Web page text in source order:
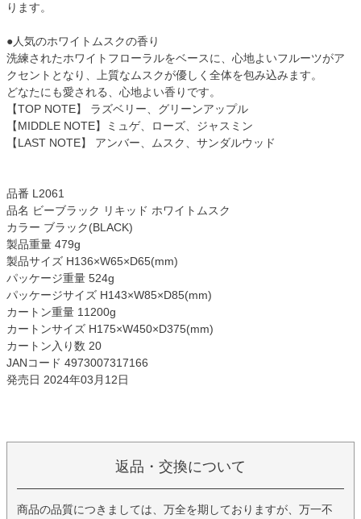
ります。
●人気のホワイトムスクの香り
洗練されたホワイトフローラルをベースに、心地よいフルーツがア
クセントとなり、上質なムスクが優しく全体を包み込みます。
どなたにも愛される、心地よい香りです。
【TOP NOTE】 ラズベリー、グリーンアップル
【MIDDLE NOTE】ミュゲ、ローズ、ジャスミン
【LAST NOTE】 アンバー、ムスク、サンダルウッド
品番 L2061
品名 ビーブラック リキッド ホワイトムスク
カラー ブラック(BLACK)
製品重量 479g
製品サイズ H136×W65×D65(mm)
パッケージ重量 524g
パッケージサイズ H143×W85×D85(mm)
カートン重量 11200g
カートンサイズ H175×W450×D375(mm)
カートン入り数 20
JANコード 4973007317166
発売日 2024年03月12日
返品・交換について
商品の品質につきましては、万全を期しておりますが、万一不